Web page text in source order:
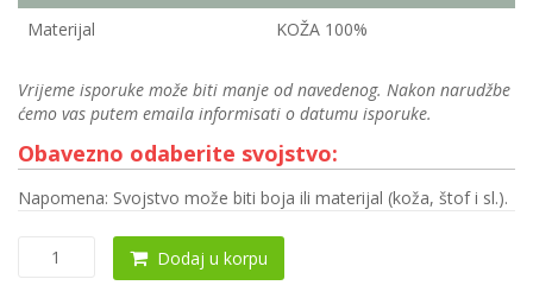
Materijal
KOŽA 100%
Vrijeme isporuke može biti manje od navedenog. Nakon narudžbe
ćemo vas putem emaila informisati o datumu isporuke.
Obavezno odaberite svojstvo:
Napomena: Svojstvo može biti boja ili materijal (koža, štof i sl.).
Tepih
Dodaj u korpu